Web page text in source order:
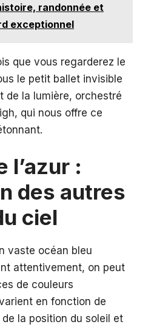
randonnée et
exceptionnel
que vous regarderez le
le petit ballet invisible
de la lumière, orchestré
qui nous offre ce
l’azur :
des autres
ciel
vaste océan bleu
attentivement, on peut
de couleurs
en fonction de
de la position du soleil et